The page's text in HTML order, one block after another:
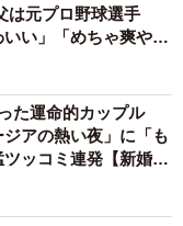
は元プロ野球選手
いい」「めちゃ爽や
た運命的カップル
アの熱い夜」に「も
ッコミ連発【新婚さ